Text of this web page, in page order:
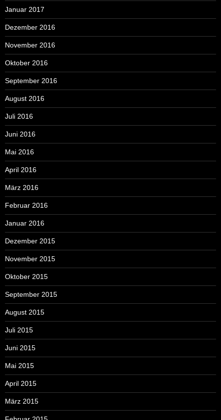
Januar 2017
Dezember 2016
November 2016
Oktober 2016
September 2016
August 2016
Juli 2016
Juni 2016
Mai 2016
April 2016
März 2016
Februar 2016
Januar 2016
Dezember 2015
November 2015
Oktober 2015
September 2015
August 2015
Juli 2015
Juni 2015
Mai 2015
April 2015
März 2015